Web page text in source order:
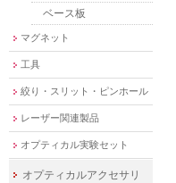
ベース板
マグネット
工具
絞り・スリット・ピンホール
レーザー関連製品
オプティカル実験セット
オプティカルアクセサリ